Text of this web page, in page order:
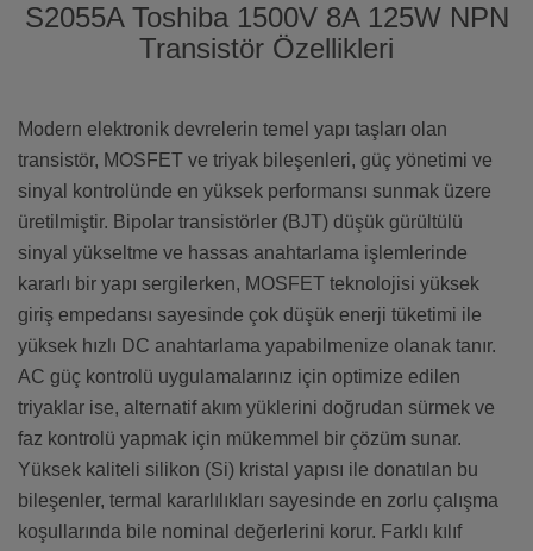
S2055A Toshiba 1500V 8A 125W NPN
Transistör Özellikleri
Modern elektronik devrelerin temel yapı taşları olan
transistör, MOSFET ve triyak bileşenleri, güç yönetimi ve
sinyal kontrolünde en yüksek performansı sunmak üzere
üretilmiştir. Bipolar transistörler (BJT) düşük gürültülü
sinyal yükseltme ve hassas anahtarlama işlemlerinde
kararlı bir yapı sergilerken, MOSFET teknolojisi yüksek
giriş empedansı sayesinde çok düşük enerji tüketimi ile
yüksek hızlı DC anahtarlama yapabilmenize olanak tanır.
AC güç kontrolü uygulamalarınız için optimize edilen
triyaklar ise, alternatif akım yüklerini doğrudan sürmek ve
faz kontrolü yapmak için mükemmel bir çözüm sunar.
Yüksek kaliteli silikon (Si) kristal yapısı ile donatılan bu
bileşenler, termal kararlılıkları sayesinde en zorlu çalışma
koşullarında bile nominal değerlerini korur. Farklı kılıf